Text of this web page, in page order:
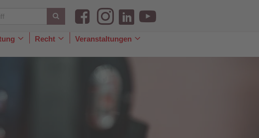
ToggleRecht
ToggleVeranstaltungen
Toggle